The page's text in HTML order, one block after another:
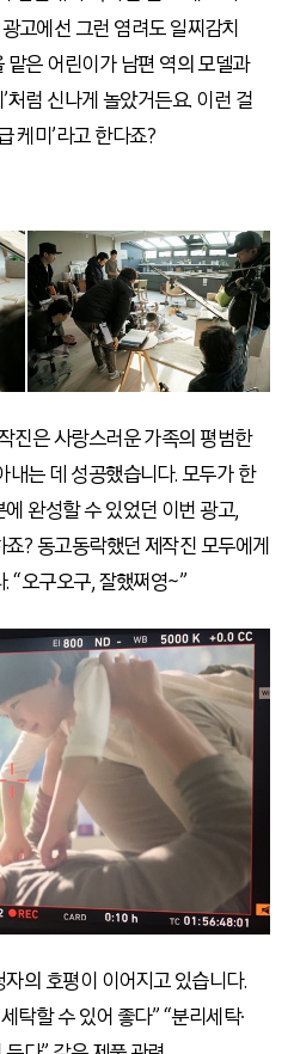
고에선 그런 염려도 일찌감치
맡은 어린이가 남편 역의 모델과
처럼 신나게 놀았거든요. 이런 걸
케미’라고 한다죠?
진은 사랑스러운 가족의 평범한
내는 데 성공했습니다. 모두가 한
완성할 수 있었던 이번 광고,
? 동고동락했던 제작진 모두에게
“오구오구, 잘했쩌영~”
의 호평이 이어지고 있습니다.
탁할 수 있어 좋다” “분리세탁∙